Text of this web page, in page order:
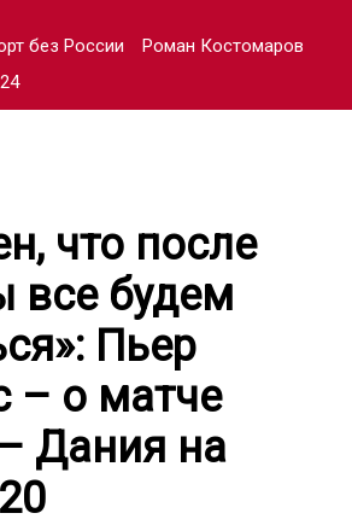
без России
Роман Костомаров
что после
все будем
Пьер
– о матче
Дания на